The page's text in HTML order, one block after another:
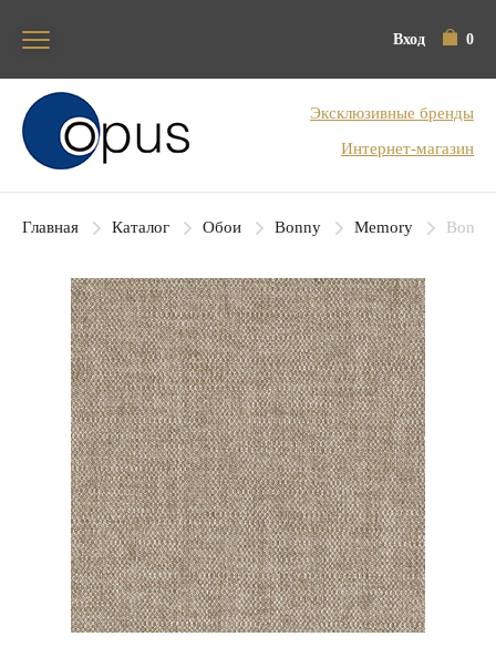
Вход 0
Блок поиска
Эксклюзивные бренды
Интернет-магазин
Главная Каталог Обои Bonny Memory